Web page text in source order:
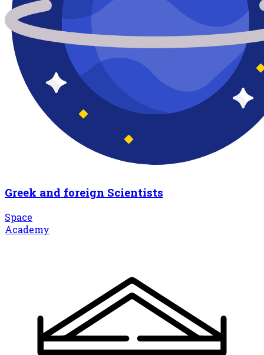
Greek and foreign Scientists
Space
Academy